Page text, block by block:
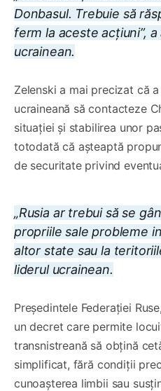
Donbasul. Trebuie să
ferm la aceste acțiuni”,
ucrainean.
Zelenski a mai precizat că
ucraineană să contacteze
situației și stabilirea unor
totodată că așteaptă
de securitate privind
„Rusia ar trebui să se
propriile sale probleme
altor state sau la
liderul ucrainean.
Președintele Federației
un decret care permite
transnistreană să obțină
simplificat, fără condiții
cunoașterea limbii sau